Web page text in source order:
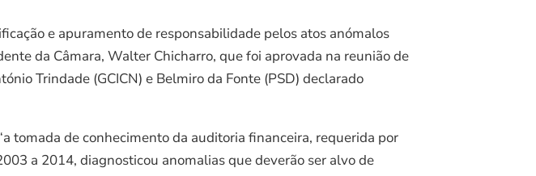
e apuramento de responsabilidade pelos atos anómalos
da Câmara, Walter Chicharro, que foi aprovada na reunião de
Trindade (GCICN) e Belmiro da Fonte (PSD) declarado
tomada de conhecimento da auditoria financeira, requerida por
a 2014, diagnosticou anomalias que deverão ser alvo de